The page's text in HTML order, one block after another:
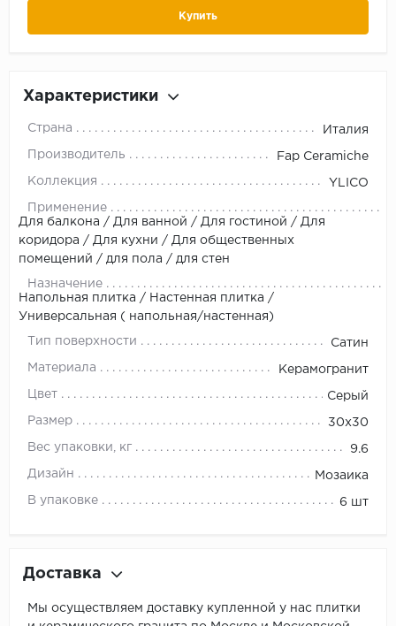
Купить
Характеристики
Страна Италия
Производитель Fap Ceramiche
Коллекция YLICO
Применение
Для балкона / Для ванной / Для гостиной / Для
коридора / Для кухни / Для общественных
помещений / для пола / для стен
Назначение
Напольная плитка / Настенная плитка /
Универсальная ( напольная/настенная)
Тип поверхности Сатин
Материала Керамогранит
Цвет Серый
Размер 30x30
Вес упаковки, кг 9.6
Дизайн Мозаика
В упаковке 6 шт
Доставка
Мы осуществляем доставку купленной у нас плитки